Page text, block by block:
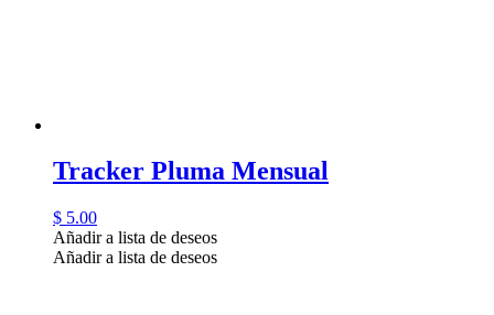
Tracker Pluma Mensual
$ 5.00
Añadir a lista de deseos
Añadir a lista de deseos